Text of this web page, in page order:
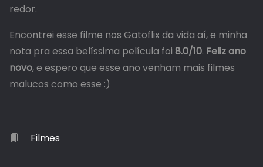
redor.
Encontrei esse filme nos Gatoflix da vida aí, e minha
nota pra essa belíssima película foi 8.0/10. Feliz ano
novo, e espero que esse ano venham mais filmes
malucos como esse :)
Filmes